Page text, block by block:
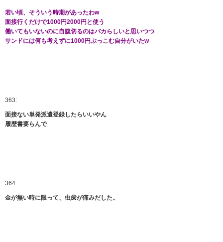
若い頃、そういう時期があったわw
面接行くだけで1000円2000円と使う
働いてもいないのに自腹切るのはバカらしいと思いつつ
サンドには何も考えずに1000円ぶっこむ自分がいたw
363:
面接ない単発派遣登録したらいいやん
履歴書要らんで
364:
金が無い時に限って、虫歯が痛みだした。